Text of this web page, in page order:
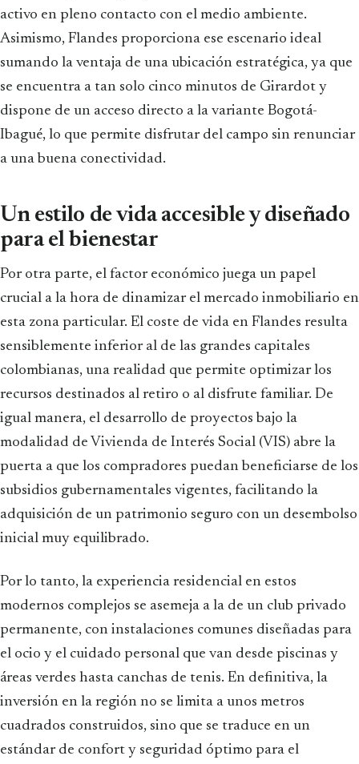
activo en pleno contacto con el medio ambiente.
Asimismo, Flandes proporciona ese escenario ideal
sumando la ventaja de una ubicación estratégica, ya que
se encuentra a tan solo cinco minutos de Girardot y
dispone de un acceso directo a la variante Bogotá-
Ibagué, lo que permite disfrutar del campo sin renunciar
a una buena conectividad.
Un estilo de vida accesible y diseñado
para el bienestar
Por otra parte, el factor económico juega un papel
crucial a la hora de dinamizar el mercado inmobiliario en
esta zona particular. El coste de vida en Flandes resulta
sensiblemente inferior al de las grandes capitales
colombianas, una realidad que permite optimizar los
recursos destinados al retiro o al disfrute familiar. De
igual manera, el desarrollo de proyectos bajo la
modalidad de Vivienda de Interés Social (VIS) abre la
puerta a que los compradores puedan beneficiarse de los
subsidios gubernamentales vigentes, facilitando la
adquisición de un patrimonio seguro con un desembolso
inicial muy equilibrado.
Por lo tanto, la experiencia residencial en estos
modernos complejos se asemeja a la de un club privado
permanente, con instalaciones comunes diseñadas para
el ocio y el cuidado personal que van desde piscinas y
áreas verdes hasta canchas de tenis. En definitiva, la
inversión en la región no se limita a unos metros
cuadrados construidos, sino que se traduce en un
estándar de confort y seguridad óptimo para el